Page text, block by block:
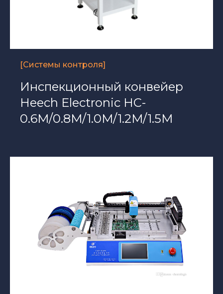
[Системы контроля]
Инспекционный конвейер
Heech Electronic HC-
0.6M/0.8M/1.0M/1.2M/1.5M